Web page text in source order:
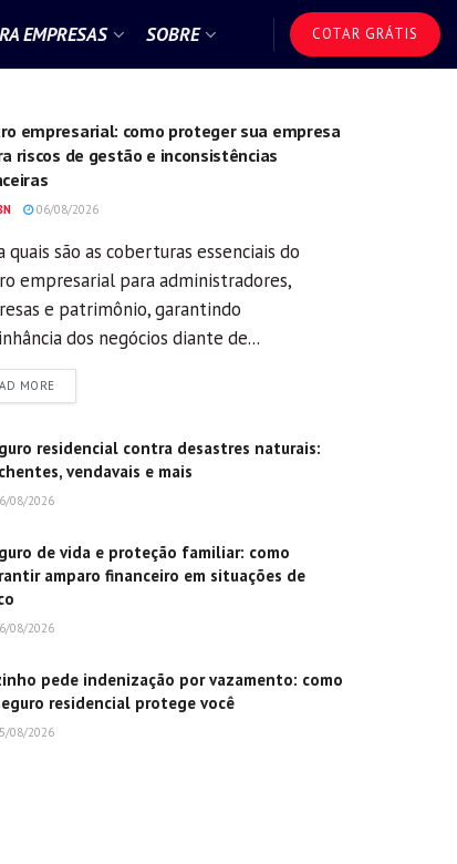
EMPRESAS SOBRE COTAR GRÁTIS
empresarial: como proteger sua empresa
riscos de gestão e inconsistências
06/08/2026
quais são as coberturas essenciais do
empresarial para administradores,
e patrimônio, garantindo
dos negócios diante de...
MOREDETAILS
residencial contra desastres naturais:
vendavais e mais
08/2026
de vida e proteção familiar: como
amparo financeiro em situações de
08/2026
pede indenização por vazamento: como
residencial protege você
08/2026